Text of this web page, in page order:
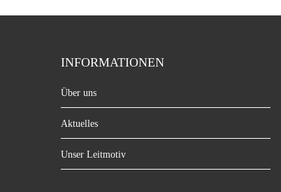
INFORMATIONEN
Über uns
Aktuelles
Unser Leitmotiv